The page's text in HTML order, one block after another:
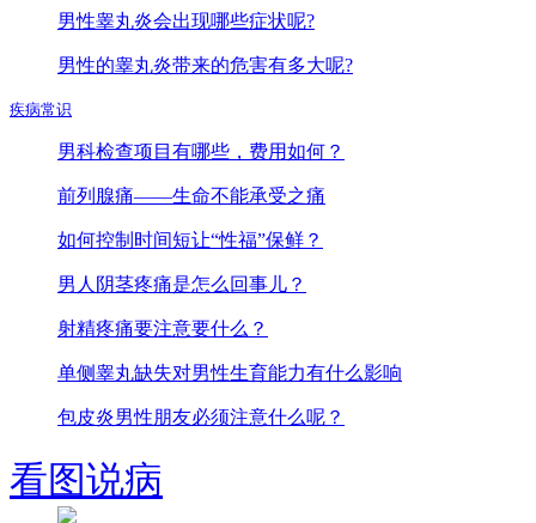
男性睾丸炎会出现哪些症状呢?
男性的睾丸炎带来的危害有多大呢?
疾病常识
男科检查项目有哪些，费用如何？
前列腺痛——生命不能承受之痛
如何控制时间短让“性福”保鲜？
男人阴茎疼痛是怎么回事儿？
射精疼痛要注意要什么？
单侧睾丸缺失对男性生育能力有什么影响
包皮炎男性朋友必须注意什么呢？
看图说病